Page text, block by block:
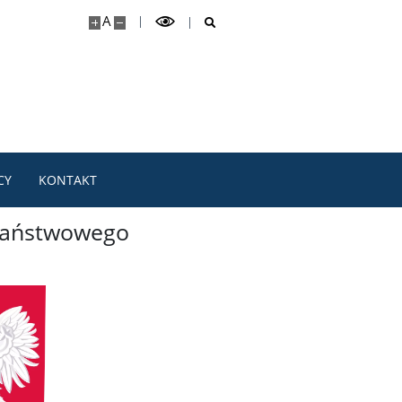
A
KONTAKT